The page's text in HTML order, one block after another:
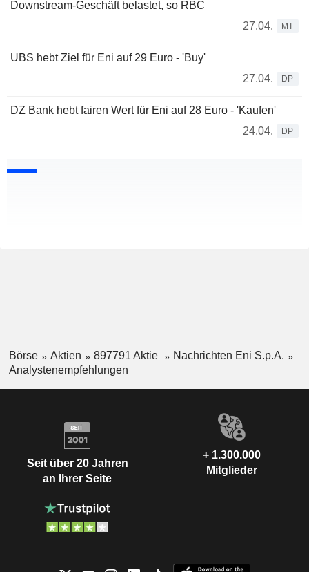
Downstream-Geschäft belastet, so RBC
27.04.
MT
UBS hebt Ziel für Eni auf 29 Euro - 'Buy'
27.04.
DP
DZ Bank hebt fairen Wert für Eni auf 28 Euro - 'Kaufen'
24.04.
DP
Börse Aktien 897791 Aktie
Nachrichten Eni S.p.A.
Analystenempfehlungen
Seit über 20 Jahren
an Ihrer Seite
+ 1.300.000
Mitglieder